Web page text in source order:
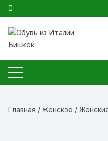
Перейти
к
содержимому
Главная /Женское /